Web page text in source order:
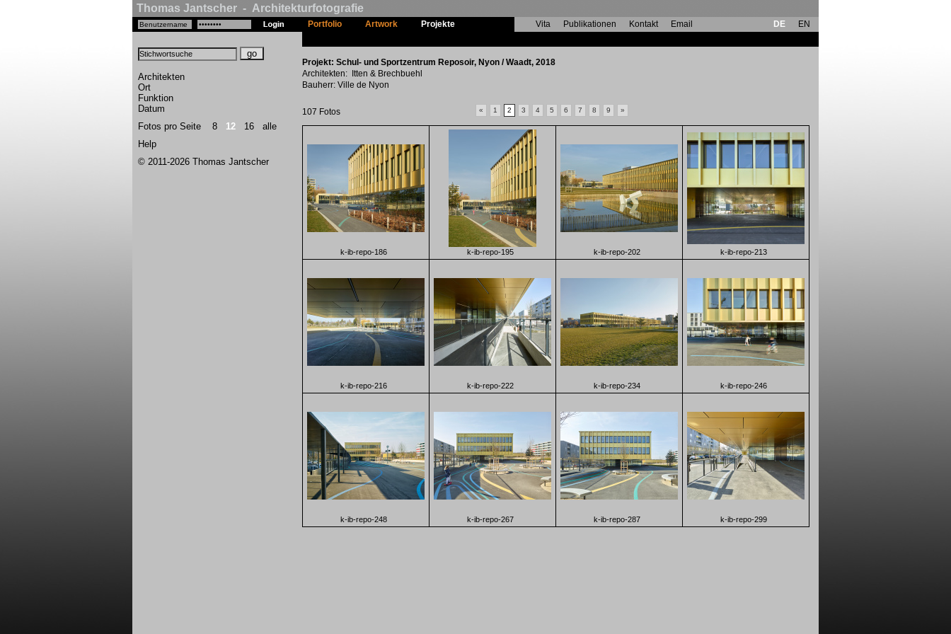
Thomas Jantscher - Architekturfotografie
Architekten
Ort
Funktion
Datum
Fotos pro Seite 8 12 16
alle
Help
© 2011-2026 Thomas Jantscher
Portfolio Artwork Projekte Vita Publikationen Kontakt Email DE
EN
Projekt: Schul- und Sportzentrum Reposoir, Nyon / Waadt, 2018
Architekten: Itten & Brechbuehl
Bauherr: Ville de Nyon
107 Fotos « 1 2 3 4 5 6 7 8 9 »
k-ib-repo-186 k-ib-repo-195 k-ib-repo-202 k-ib-repo-213
k-ib-repo-216 k-ib-repo-222 k-ib-repo-234 k-ib-repo-246
k-ib-repo-248 k-ib-repo-267 k-ib-repo-287 k-ib-repo-299